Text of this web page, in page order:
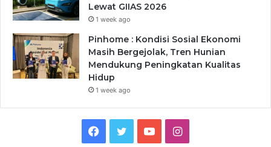
Lewat GIIAS 2026
1 week ago
Pinhome : Kondisi Sosial Ekonomi
Masih Bergejolak, Tren Hunian
Mendukung Peningkatan Kualitas
Hidup
1 week ago
Facebook
TwitterYouTubeInstagram